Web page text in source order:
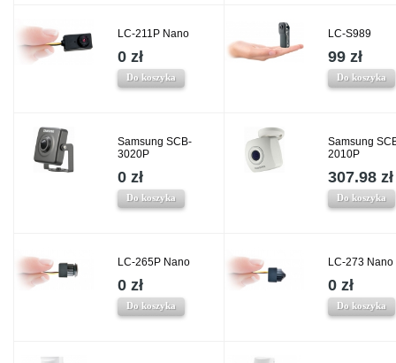
LC-211P Nano
0 zł
Do koszyka
LC-S989
99 zł
Do koszyka
Samsung SCB-
3020P
0 zł
Do koszyka
Samsung
2010P
307.98 zł
Do koszyka
LC-265P Nano
0 zł
Do koszyka
LC-273 Nano
0 zł
Do koszyka